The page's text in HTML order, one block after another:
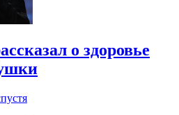
о здоровье